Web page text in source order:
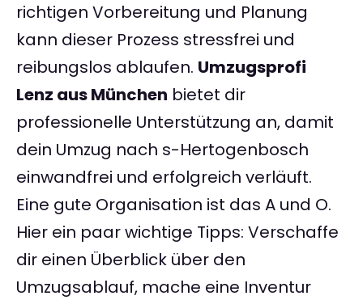
richtigen Vorbereitung und Planung
kann dieser Prozess stressfrei und
reibungslos ablaufen. Umzugsprofi
Lenz aus München bietet dir
professionelle Unterstützung an, damit
dein Umzug nach s-Hertogenbosch
einwandfrei und erfolgreich verläuft.
Eine gute Organisation ist das A und O.
Hier ein paar wichtige Tipps: Verschaffe
dir einen Überblick über den
Umzugsablauf, mache eine Inventur